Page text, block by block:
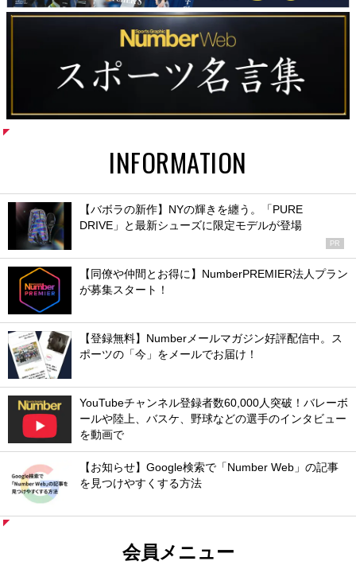
INFORMATION
【バボラの新作】NYの輝きを纏う。「PURE
DRIVE」と最新シューズに限定モデルが登場
PR
【同僚や仲間とお得に】NumberPREMIER法人プラン
が募集スタート！
【登録無料】Numberメールマガジン好評配信中。ス
ポーツの「今」をメールでお届け！
YouTubeチャンネル登録者数60,000人突破！バレーボ
ールや陸上、バスケ、野球などの選手のインタビュー
を動画で
【お知らせ】Google検索で「Number Web」の記事
を見つけやすくする方法
会員メニュー